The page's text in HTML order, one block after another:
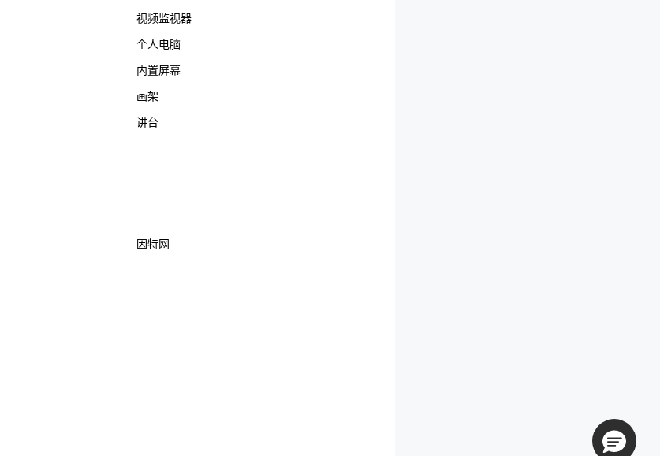
视频监视器
个人电脑
内置屏幕
画架
讲台
因特网